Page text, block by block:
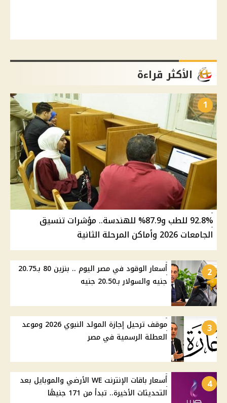
الأكثر قراءة
1
92.8% للطب و87.9% للهندسة.. مؤشرات تنسيق
الجامعات 2026 وأماكن المرحلة الثانية
2
أسعار الوقود في مصر اليوم .. بنزين 80 بـ20.75
جنيه والسولار بـ20.50 جنيه
3
موقف ترحيل إجازة المولد النبوي 2026 وموعد
العطلة الرسمية في مصر
4
أسعار باقات الإنترنت WE الأرضي والموبايل بعد
التحديثات الأخيرة.. تبدأ من 171 جنيهًا